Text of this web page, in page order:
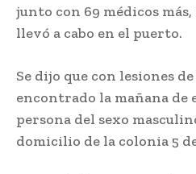
junto con 69 médicos más,
llevó a cabo en el puerto.
Se dijo que con lesiones
encontrado la mañana de
persona del sexo
domicilio de la colonia 5